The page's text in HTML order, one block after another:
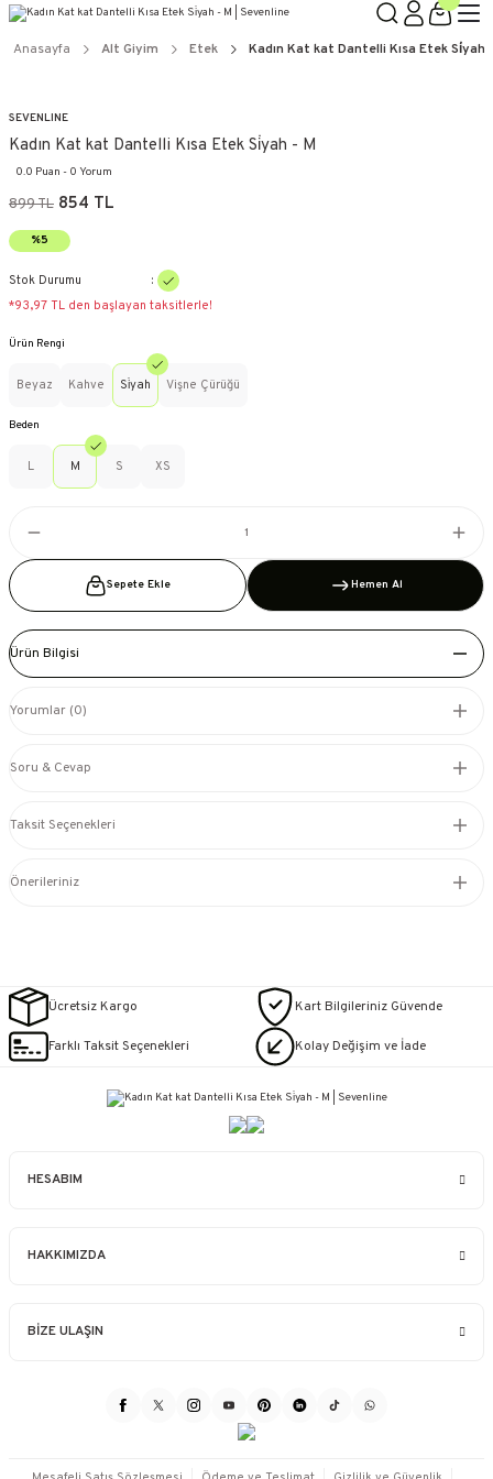
Anasayfa Alt Giyim Etek Kadın Kat kat Dantelli Kısa Etek Si̇yah
SEVENLINE
Kadın Kat kat Dantelli Kısa Etek Si̇yah - M
0.0 Puan - 0 Yorum
899 TL 854 TL
%5
Stok Durumu
*93,97 TL den başlayan taksitlerle!
Ürün Rengi
Beyaz Kahve Si̇yah Vişne Çürüğü
Beden
L M S XS
Sepete Ekle Hemen Al
Ürün Bilgisi
Yorumlar (0)
Soru & Cevap
Taksit Seçenekleri
Önerileriniz
Ücretsiz Kargo Kart Bilgileriniz Güvende
Farklı Taksit Seçenekleri Kolay Değişim ve İade
HESABIM
HAKKIMIZDA
BİZE ULAŞIN